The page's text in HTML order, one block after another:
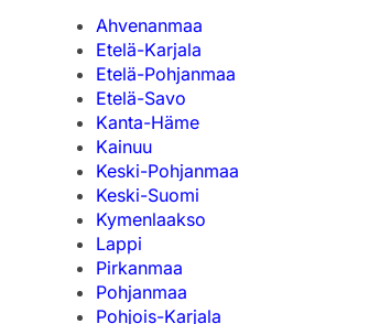
Ahvenanmaa
Etelä-Karjala
Etelä-Pohjanmaa
Etelä-Savo
Kanta-Häme
Kainuu
Keski-Pohjanmaa
Keski-Suomi
Kymenlaakso
Lappi
Pirkanmaa
Pohjanmaa
Pohjois-Karjala